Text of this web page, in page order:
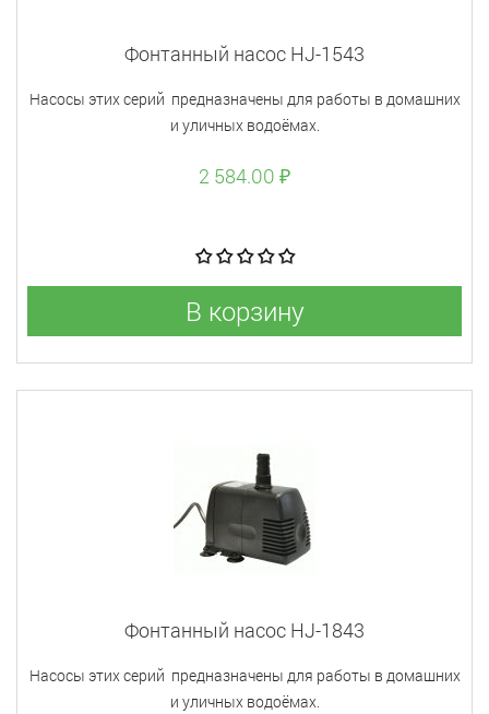
Фонтанный насос HJ-1543
Насосы этих серий предназначены для работы в домашних
и уличных водоёмах.
2 584.00 ₽
В корзину
Фонтанный насос HJ-1843
Насосы этих серий предназначены для работы в домашних
и уличных водоёмах.